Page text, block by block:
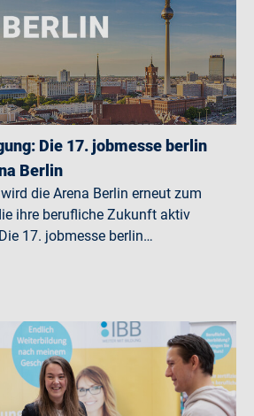
Die 17. jobmesse berlin
Berlin
die Arena Berlin erneut zum
ihre berufliche Zukunft aktiv
17. jobmesse berlin…